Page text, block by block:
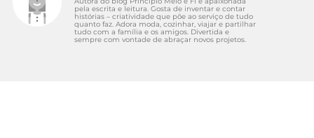
pela escrita e leitura. Gosta de inventar e contar
histórias – criatividade que põe ao serviço de tudo
quanto faz. Adora moda, cozinhar, viajar e partilhar
tudo com a família e os amigos. Divertida e
sempre com vontade de abraçar novos projetos.